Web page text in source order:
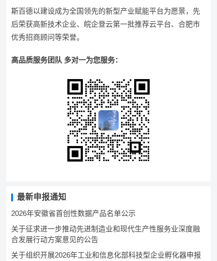
斯百德以建设成为全国领先的新型产业赋能平台为愿景，先
后荣获高新技术企业、皖企登云第一批推荐云平台、合肥市
优秀招商顾问等荣誉。
高品质服务团队 多对一为您服务：
最新申报通知
2026年安徽省首创性数据产品名单公示
关于征求进一步推动先进制造业和现代生产性服务业深度融
合发展行动方案意见的公告
关于组织开展2026年工业和信息化部科技型企业孵化器申报